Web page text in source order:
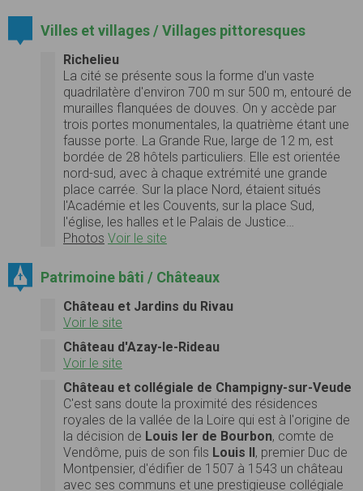
Villes et villages / Villages pittoresques
Richelieu
La cité se présente sous la forme d'un vaste
quadrilatère d'environ 700 m sur 500 m, entouré de
murailles flanquées de douves. On y accède par
trois portes monumentales, la quatrième étant une
fausse porte. La Grande Rue, large de 12 m, est
bordée de 28 hôtels particuliers. Elle est orientée
nord-sud, avec à chaque extrémité une grande
place carrée. Sur la place Nord, étaient situés
l'Académie et les Couvents, sur la place Sud,
l'église, les halles et le Palais de Justice…
Photos Voir le site
Patrimoine bâti / Châteaux
Château et Jardins du Rivau
Voir le site
Château d'Azay-le-Rideau
Voir le site
Château et collégiale de Champigny-sur-Veude
C'est sans doute la proximité des résidences
royales de la vallée de la Loire qui est à l'origine de
la décision de Louis Ier de Bourbon, comte de
Vendôme, puis de son fils Louis II, premier Duc de
Montpensier, d'édifier de 1507 à 1543 un château
avec ses communs et une prestigieuse collégiale